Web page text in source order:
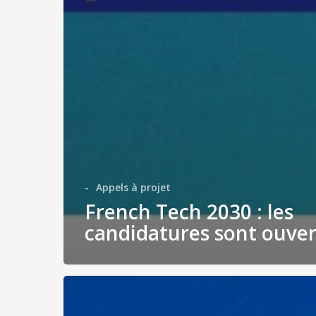
- Appels à projet
French Tech 2030 : les
candidatures sont